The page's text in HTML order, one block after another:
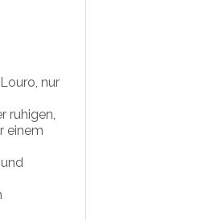
nur
ruhigen,
einem